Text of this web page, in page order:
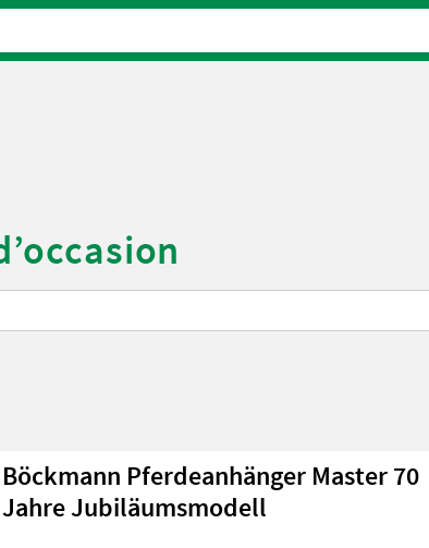
Böckmann Pferdeanhänger Master 70
Jahre Jubiläumsmodell